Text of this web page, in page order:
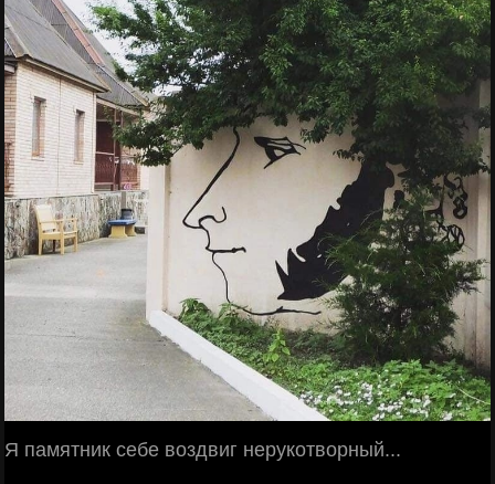
Я памятник себе воздвиг нерукотворный...